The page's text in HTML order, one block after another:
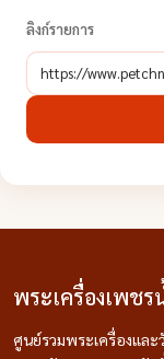
ลิงก์รายการ
พระเครื่องเพช
ศูนย์รวมพระเครื่องและ